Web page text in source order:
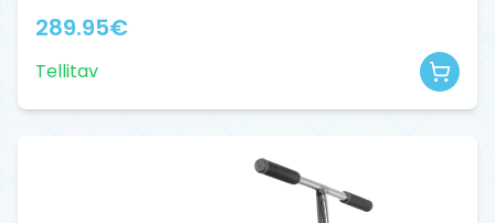
289.95€
Tellitav